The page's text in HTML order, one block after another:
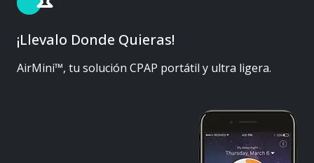
¡Llevalo Donde Quieras!
AirMini™, tu solución CPAP portátil y ultra ligera.